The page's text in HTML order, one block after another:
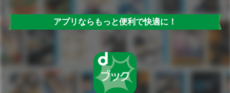
アプリならもっと便利で快適に！